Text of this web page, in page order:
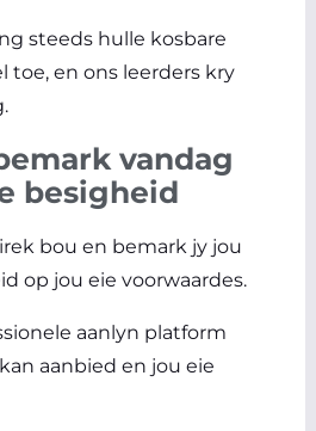
steeds hulle kosbare
toe, en ons leerders kry
vandag
besigheid
bou en bemark jy jou
op jou eie voorwaardes.
aanlyn platform
aanbied en jou eie